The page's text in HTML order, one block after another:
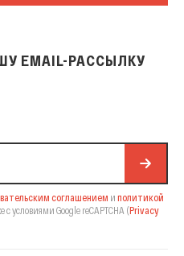
EMAIL-РАССЫЛКУ
соглашением и политикой
с условиями Google reCAPTCHA (Privacy